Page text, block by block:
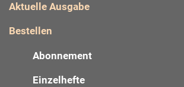
Aktuelle Ausgabe
Bestellen
Abonnement
Einzelhefte